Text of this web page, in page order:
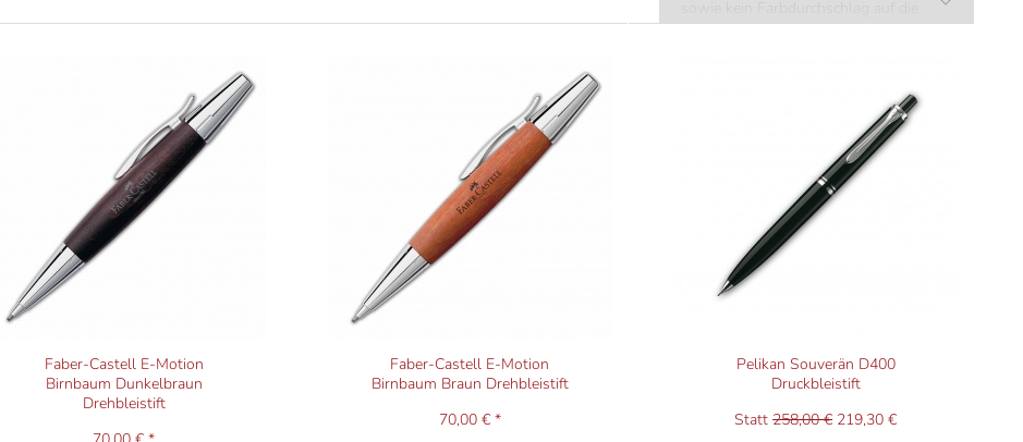
Blattrückseite.
folgender Faktoren gefunden werden:
Gewichtspräferenz
Alle drei Faktoren sind das Ergebnis
unserer langjährigen Erfahrung mit
Schreibgeräten.
Faber-Castell E-Motion
Birnbaum Dunkelbraun
Drehbleistift
Faber-Castell E-Motion
Birnbaum Braun Drehbleistift
70,00 € *
Pelikan Souverän D400
Druckbleistift
Statt258,00 € 219,30 €